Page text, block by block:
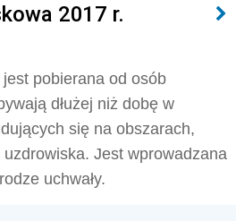
2017 r.
jest pobierana od osób
dłużej niż dobę w
się na obszarach,
Jest wprowadzana
uchwały.